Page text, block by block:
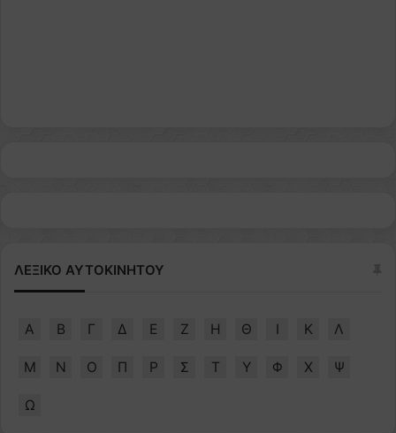
ΛΕΞΙΚΟ ΑΥΤΟΚΙΝΗΤΟΥ
Α Β Γ Δ Ε Ζ Η Θ Ι Κ Λ
Μ Ν Ο Π Ρ Σ Τ Υ Φ Χ Ψ
Ω